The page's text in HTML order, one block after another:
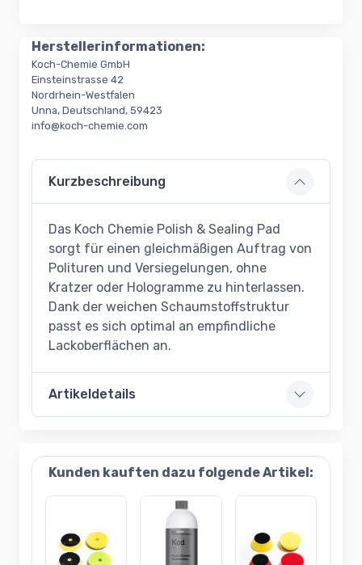
Herstellerinformationen:
Koch-Chemie GmbH
Einsteinstrasse 42
Nordrhein-Westfalen
Unna, Deutschland, 59423
info@koch-chemie.com
Kurzbeschreibung
Das Koch Chemie Polish & Sealing Pad
sorgt für einen gleichmäßigen Auftrag von
Polituren und Versiegelungen, ohne
Kratzer oder Hologramme zu hinterlassen.
Dank der weichen Schaumstoffstruktur
passt es sich optimal an empfindliche
Lackoberflächen an.
Artikeldetails
Kunden kauften dazu folgende Artikel: